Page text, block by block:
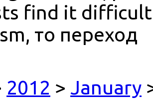
find it
то переход
2012 > January